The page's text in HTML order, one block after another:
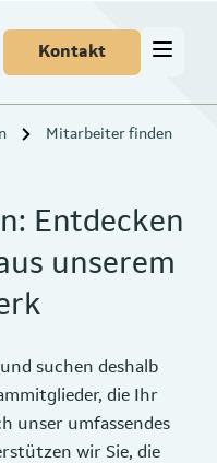
Kontakt
Mitarbeiter finden
Entdecken
unserem
suchen deshalb
die Ihr
unser umfassendes
wir Sie, die